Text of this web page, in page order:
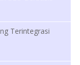
Terintegrasi